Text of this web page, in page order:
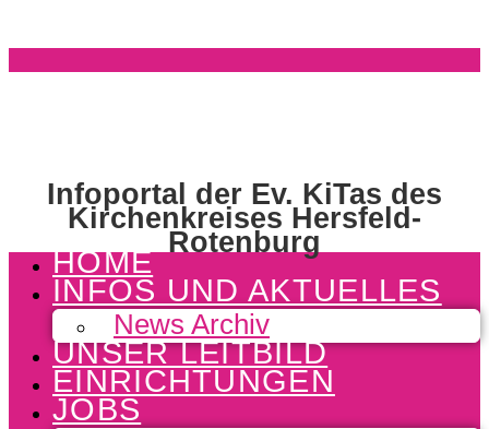
Infoportal der Ev. KiTas des
Kirchenkreises Hersfeld-
Rotenburg
HOME
INFOS UND AKTUELLES
News Archiv
UNSER LEITBILD
EINRICHTUNGEN
JOBS